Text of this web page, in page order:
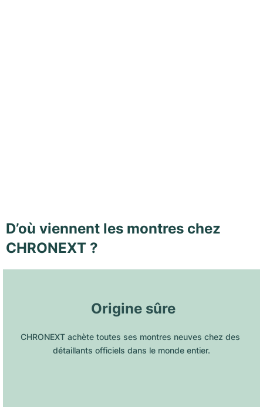
D’où viennent les montres chez
CHRONEXT ?
Origine sûre
CHRONEXT achète toutes ses montres neuves chez des
détaillants officiels dans le monde entier.